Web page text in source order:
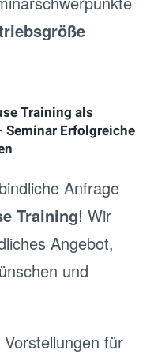
Training als
Erfolgreiche
Anfrage
Training! Wir
Angebot,
und
für